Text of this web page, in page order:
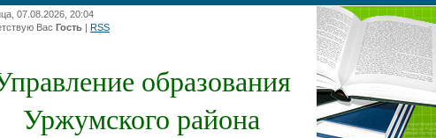
07.08.2026, 20:04
Вас Гость | RSS
образования
Уржумского района